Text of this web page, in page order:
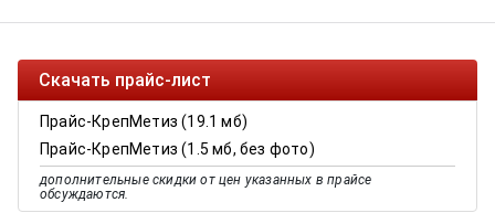
Скачать прайс-лист
Прайс-КрепМетиз (19.1 мб)
Прайс-КрепМетиз (1.5 мб, без фото)
дополнительные скидки от цен указанных в прайсе
обсуждаются.